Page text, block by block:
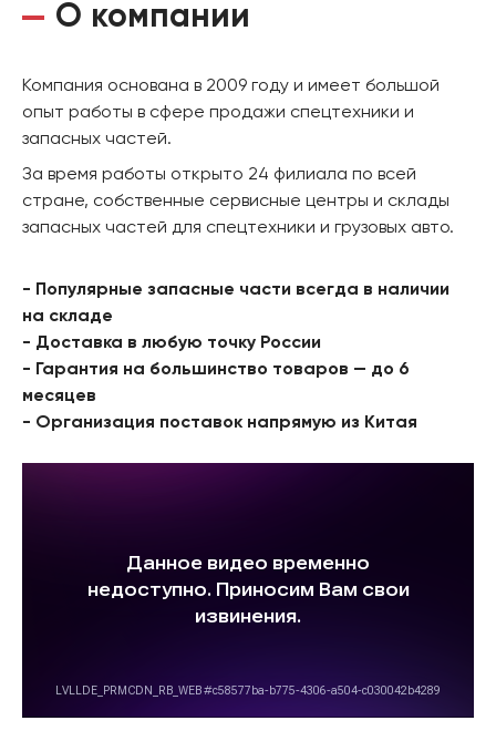
О компании
Компания основана в 2009 году и имеет большой
опыт работы в сфере продажи спецтехники и
запасных частей.
За время работы открыто 24 филиала по всей
стране, собственные сервисные центры и склады
запасных частей для спецтехники и грузовых авто.
- Популярные запасные части всегда в наличии
на складе
- Доставка в любую точку России
- Гарантия на большинство товаров — до 6
месяцев
- Организация поставок напрямую из Китая